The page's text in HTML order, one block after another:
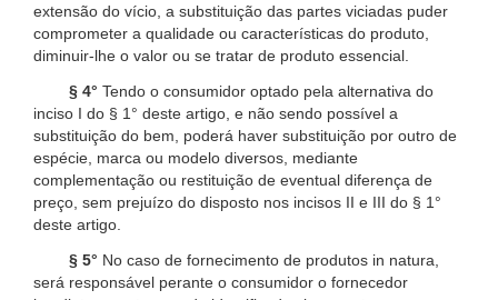
extensão do vício, a substituição das partes viciadas puder
comprometer a qualidade ou características do produto,
diminuir-lhe o valor ou se tratar de produto essencial.
§ 4° Tendo o consumidor optado pela alternativa do
inciso I do § 1° deste artigo, e não sendo possível a
substituição do bem, poderá haver substituição por outro de
espécie, marca ou modelo diversos, mediante
complementação ou restituição de eventual diferença de
preço, sem prejuízo do disposto nos incisos II e III do § 1°
deste artigo.
§ 5° No caso de fornecimento de produtos in natura,
será responsável perante o consumidor o fornecedor